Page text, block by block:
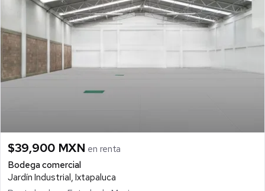
$39,900 MXN en renta
Bodega comercial
Jardín Industrial, Ixtapaluca